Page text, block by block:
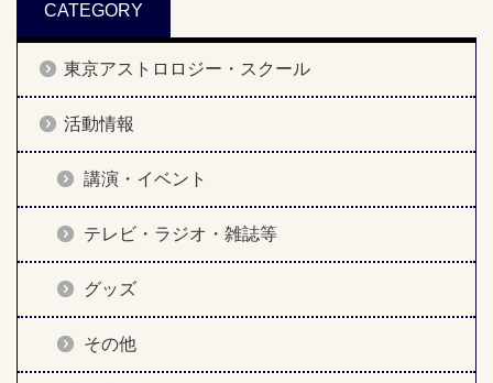
CATEGORY
東京アストロロジー・スクール
活動情報
講演・イベント
テレビ・ラジオ・雑誌等
グッズ
その他